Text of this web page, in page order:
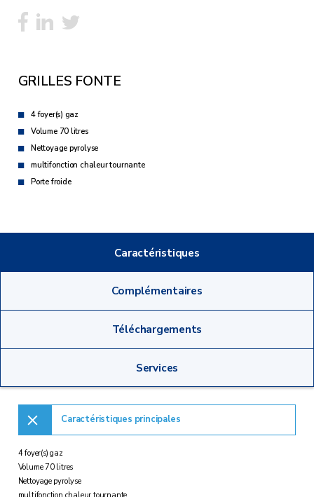
GRILLES FONTE
4 foyer(s) gaz
Volume 70 litres
Nettoyage pyrolyse
multifonction chaleur tournante
Porte froide
Caractéristiques
Complémentaires
Téléchargements
Services
Caractéristiques principales
4 foyer(s) gaz
Volume 70 litres
Nettoyage pyrolyse